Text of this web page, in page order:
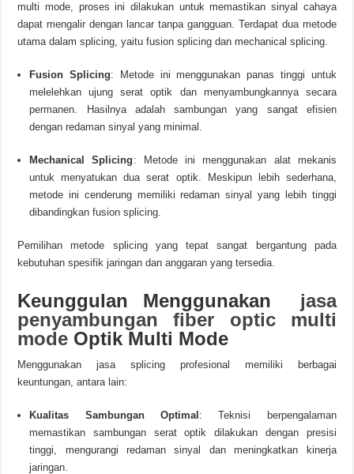
multi mode, proses ini dilakukan untuk memastikan sinyal cahaya
dapat mengalir dengan lancar tanpa gangguan. Terdapat dua metode
utama dalam splicing, yaitu fusion splicing dan mechanical splicing.
Fusion Splicing:
Metode ini menggunakan panas tinggi untuk
melelehkan ujung serat optik dan menyambungkannya secara
permanen.
Hasilnya adalah sambungan yang sangat efisien
dengan redaman sinyal yang minimal.
Mechanical Splicing :
Metode ini menggunakan alat mekanis
untuk menyatukan dua serat optik.
Meskipun lebih sederhana,
metode ini cenderung memiliki redaman sinyal yang lebih tinggi
dibandingkan fusion splicing.
Pemilihan metode splicing yang tepat sangat bergantung pada
kebutuhan spesifik jaringan dan anggaran yang tersedia.
Keunggulan Menggunakan jasa
penyambungan fiber optic multi
mode Optik Multi Mode
Menggunakan jasa splicing profesional memiliki berbagai
keuntungan, antara lain:
Kualitas Sambungan Optimal :Teknisi berpengalaman
memastikan sambungan serat optik dilakukan dengan presisi
tinggi, mengurangi redaman sinyal dan meningkatkan kinerja
jaringan.